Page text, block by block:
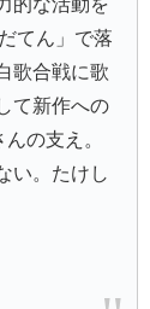
的な活動を
てん」で落
歌合戦に歌
て新作への
の支え。
い。たけし